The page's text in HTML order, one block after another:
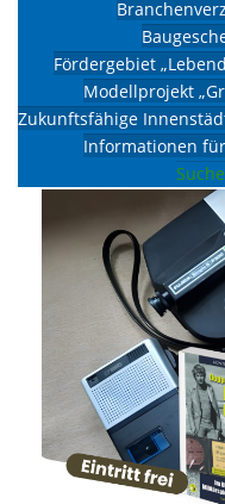
Fördergebiet
Modellprojekt
Zukunftsfähige
Informationen
Suche
Besser hören, näher
Diese Veranstaltung
Menschen durch
(Bluetooth)direkt auf
Kopfhörer. Kopfhörer
Anzahl geliehen